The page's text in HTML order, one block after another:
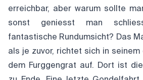
erreichbar, aber warum sollte
sonst geniesst man
fantastische Rundumsicht? Das
als je zuvor, richtet sich in
dem Furggengrat auf. Dort ist